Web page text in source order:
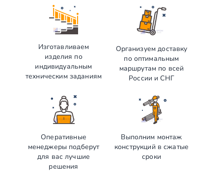
Изготавливаем
изделия по
индивидуальным
техническим заданиям
Организуем доставку
по оптимальным
маршрутам по всей
России и СНГ
Оперативные
менеджеры подберут
для вас лучшие
решения
Выполним монтаж
конструкций в сжатые
сроки